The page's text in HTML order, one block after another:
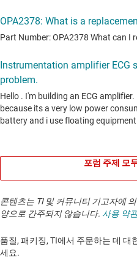
포럼 주제 모
콘텐츠는 TI 및 커뮤니티 기고자에
양으로 간주되지 않습니다. 사용 약
품질, 패키징, TI에서 주문하는 데 대
세요. ​​​​​​​​​​​​​​